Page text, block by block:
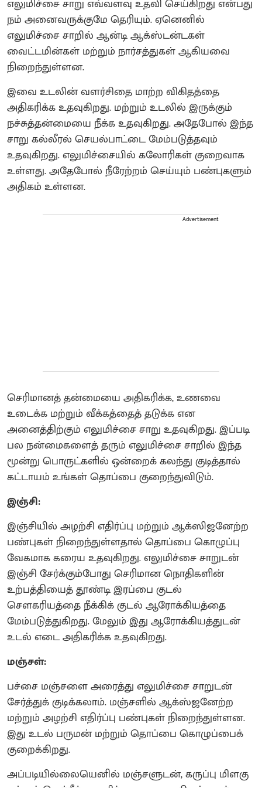
எலுமிச்சை சாறு எவ்வளவு உதவி செய்கிறது என்பது
நம் அனைவருக்குமே தெரியும். ஏனெனில்
எலுமிச்சை சாறில் ஆன்டி ஆக்ஸ்டன்டகள்
வைட்டமின்கள் மற்றும் நார்சத்துகள் ஆகியவை
நிறைந்துள்ளன.
இவை உடலின் வளர்சிதை மாற்ற விகிதத்தை
அதிகரிக்க உதவுகிறது. மற்றும் உடலில் இருக்கும்
நச்சுத்தன்மையை நீக்க உதவுகிறது. அதேபோல் இந்த
சாறு கல்லீரல் செயல்பாட்டை மேம்படுத்தவும்
உதவுகிறது. எலுமிச்சையில் கலோரிகள் குறைவாக
உள்ளது. அதேபோல் நீரேற்றம் செய்யும் பண்புகளும்
அதிகம் உள்ளன.
Advertisement
செரிமானத் தன்மையை அதிகரிக்க, உணவை
உடைக்க மற்றும் வீக்கத்தைத் தடுக்க என
அனைத்திற்கும் எலுமிச்சை சாறு உதவுகிறது. இப்படி
பல நன்மைகளைத் தரும் எலுமிச்சை சாறில் இந்த
மூன்று பொருட்களில் ஒன்றைக் கலந்து குடித்தால்
கட்டாயம் உங்கள் தொப்பை குறைந்துவிடும்.
இஞ்சி:
இஞ்சியில் அழற்சி எதிர்ப்பு மற்றும் ஆக்ஸிஜனேற்ற
பண்புகள் நிறைந்துள்ளதால் தொப்பை கொழுப்பு
வேகமாக கரைய உதவுகிறது. எலுமிச்சை சாறுடன்
இஞ்சி சேர்க்கும்போது செரிமான நொதிகளின்
உற்பத்தியைத் தூண்டி இரப்பை குடல்
சௌகரியத்தை நீக்கிக் குடல் ஆரோக்கியத்தை
மேம்படுத்துகிறது. மேலும் இது ஆரோக்கியத்துடன்
உடல் எடை அதிகரிக்க உதவுகிறது.
மஞ்சள்:
பச்சை மஞ்சளை அரைத்து எலுமிச்சை சாறுடன்
சேர்த்துக் குடிக்கலாம். மஞ்சளில் ஆக்ஸ்ஜனேற்ற
மற்றும் அழற்சி எதிர்ப்பு பண்புகள் நிறைந்துள்ளன.
இது உடல் பருமன் மற்றும் தொப்பை கொழுப்பைக்
குறைக்கிறது.
அப்படியில்லையெனில் மஞ்சளுடன், கருப்பு மிளகு